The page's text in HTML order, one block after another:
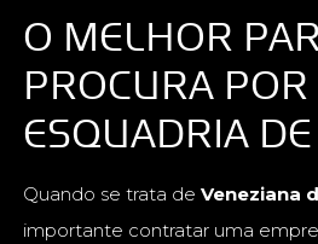
O MELHOR
PROCURA POR
ESQUADRIA
Quando se trata deVeneziana
importante contratar uma